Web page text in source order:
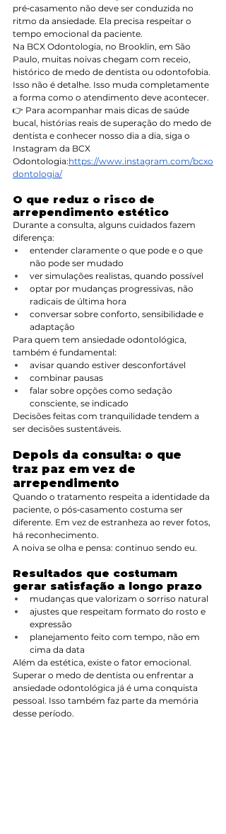
pré‑casamento não deve ser conduzida no
ritmo da ansiedade. Ela precisa respeitar o
tempo emocional da paciente.
Na BCX Odontologia, no Brooklin, em São
Paulo, muitas noivas chegam com receio,
histórico de medo de dentista ou odontofobia.
Isso não é detalhe. Isso muda completamente
a forma como o atendimento deve acontecer.
👉 Para acompanhar mais dicas de saúde
bucal, histórias reais de superação do medo de
dentista e conhecer nosso dia a dia, siga o
Instagram da BCX
Odontologia:https://www.instagram.com/bcxo
dontologia/
O que reduz o risco de
arrependimento estético
Durante a consulta, alguns cuidados fazem
diferença:
entender claramente o que pode e o que
não pode ser mudado
ver simulações realistas, quando possível
optar por mudanças progressivas, não
radicais de última hora
conversar sobre conforto, sensibilidade e
adaptação
Para quem tem ansiedade odontológica,
também é fundamental:
avisar quando estiver desconfortável
combinar pausas
falar sobre opções como sedação
consciente, se indicado
Decisões feitas com tranquilidade tendem a
ser decisões sustentáveis.
Depois da consulta: o que
traz paz em vez de
arrependimento
Quando o tratamento respeita a identidade da
paciente, o pós‑casamento costuma ser
diferente. Em vez de estranheza ao rever fotos,
há reconhecimento.
A noiva se olha e pensa: continuo sendo eu.
Resultados que costumam
gerar satisfação a longo prazo
mudanças que valorizam o sorriso natural
ajustes que respeitam formato do rosto e
expressão
planejamento feito com tempo, não em
cima da data
Além da estética, existe o fator emocional.
Superar o medo de dentista ou enfrentar a
ansiedade odontológica já é uma conquista
pessoal. Isso também faz parte da memória
desse período.